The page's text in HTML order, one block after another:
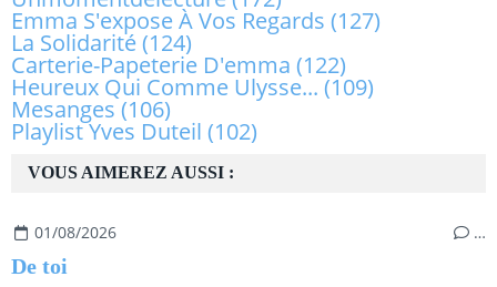
VOUS AIMEREZ AUSSI :
01/08/2026 …
De toi
Emma S'expose À Vos Regards (127)
La Solidarité(124)
Carterie-Papeterie D'emma (122)
Heureux Qui Comme Ulysse... (109)
Mesanges (106)
Playlist Yves Duteil (102)